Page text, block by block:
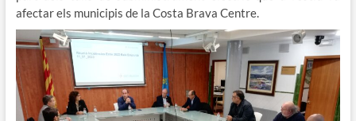
afectar els municipis de la Costa Brava Centre.